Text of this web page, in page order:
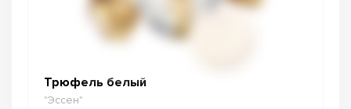
Трюфель белый
"Эссен"